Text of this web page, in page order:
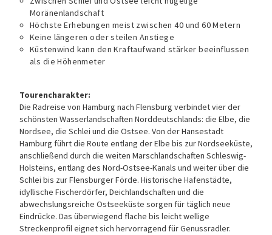
Moränenlandschaft
Höchste Erhebungen meist zwischen 40 und 60 Metern
Keine längeren oder steilen Anstiege
Küstenwind kann den Kraftaufwand stärker beeinflussen
als die Höhenmeter
Tourencharakter:
Die Radreise von Hamburg nach Flensburg verbindet vier der
schönsten Wasserlandschaften Norddeutschlands: die Elbe, die
Nordsee, die Schlei und die Ostsee. Von der Hansestadt
Hamburg führt die Route entlang der Elbe bis zur Nordseeküste,
anschließend durch die weiten Marschlandschaften Schleswig-
Holsteins, entlang des Nord-Ostsee-Kanals und weiter über die
Schlei bis zur Flensburger Förde. Historische Hafenstädte,
idyllische Fischerdörfer, Deichlandschaften und die
abwechslungsreiche Ostseeküste sorgen für täglich neue
Eindrücke. Das überwiegend flache bis leicht wellige
Streckenprofil eignet sich hervorragend für Genussradler.